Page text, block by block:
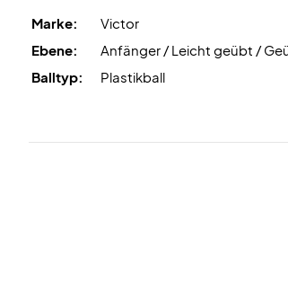
Marke:
Victor
Ebene:
Anfänger / Leicht geübt /
Balltyp:
Plastikball